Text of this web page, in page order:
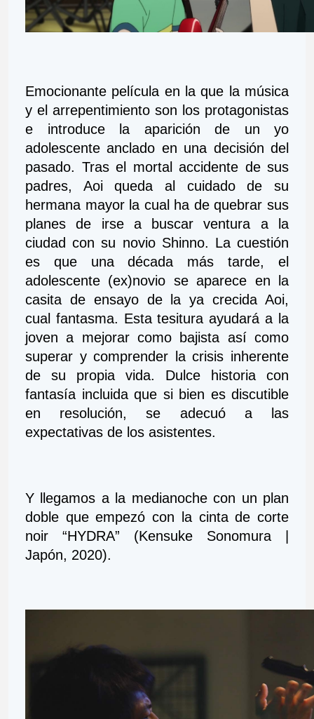
Emocionante película en la que la música
y el arrepentimiento son los protagonistas
e introduce la aparición de un yo
adolescente anclado en una decisión del
pasado. Tras el mortal accidente de sus
padres, Aoi queda al cuidado de su
hermana mayor la cual ha de quebrar sus
planes de irse a buscar ventura a la
ciudad con su novio Shinno. La cuestión
es que una década más tarde, el
adolescente (ex)novio se aparece en la
casita de ensayo de la ya crecida Aoi,
cual fantasma. Esta tesitura ayudará a la
joven a mejorar como bajista así como
superar y comprender la crisis inherente
de su propia vida. Dulce historia con
fantasía incluida que si bien es discutible
en resolución, se adecuó a las
expectativas de los asistentes.
Y llegamos a la medianoche con un plan
doble que empezó con la cinta de corte
noir “HYDRA” (Kensuke Sonomura |
Japón, 2020).